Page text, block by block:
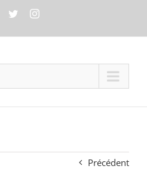
Facebook
TwitterInstagram
Précédent